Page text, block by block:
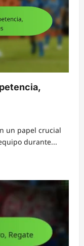
un papel crucial
durante...